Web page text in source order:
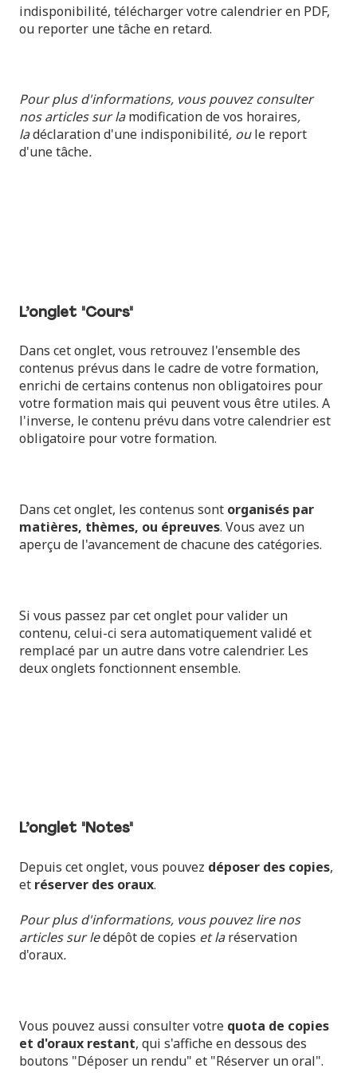
indisponibilité, télécharger votre calendrier en PDF,
ou reporter une tâche en retard.
Pour plus d'informations, vous pouvez consulter
nos articles sur lamodification de vos horaires,
ladéclaration d'une indisponibilité, oule report
d'une tâche.
L’onglet "Cours"
Dans cet onglet, vous retrouvez l'ensemble des
contenus prévus dans le cadre de votre formation,
enrichi de certains contenus non obligatoires pour
votre formation mais qui peuvent vous être utiles. A
l'inverse, le contenu prévu dans votre calendrier est
obligatoire pour votre formation.
Dans cet onglet, les contenus sont organisés par
matières, thèmes, ou épreuves. Vous avez un
aperçu de l'avancement de chacune des catégories.
Si vous passez par cet onglet pour valider un
contenu, celui-ci sera automatiquement validé et
remplacé par un autre dans votre calendrier. Les
deux onglets fonctionnent ensemble.
L’onglet "Notes"
Depuis cet onglet, vous pouvez déposer des copies,
et réserver des oraux.
Pour plus d'informations, vous pouvez lire nos
articles sur ledépôt de copies et laréservation
d'oraux.
Vous pouvez aussi consulter votre quota de copies
et d'oraux restant, qui s'affiche en dessous des
boutons "Déposer un rendu" et "Réserver un oral".